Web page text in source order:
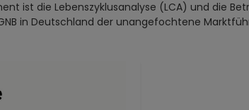
ist die Lebenszyklusanalyse (LCA) und die
in Deutschland der unangefochtene